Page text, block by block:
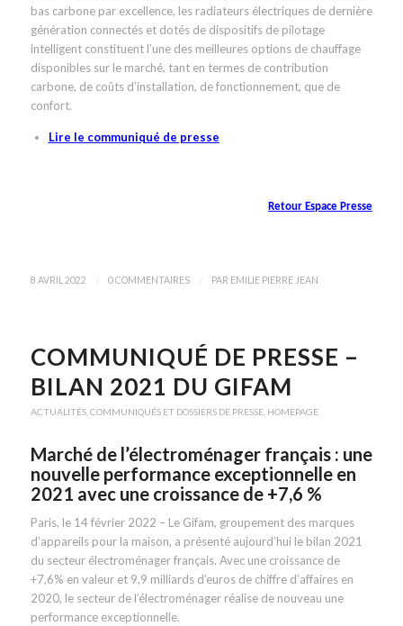
bas carbone par excellence, les radiateurs électriques de dernière
génération connectés et dotés de dispositifs de pilotage
intelligent constituent l’une des meilleures options de chauffage
disponibles sur le marché, tant en termes de contribution
carbone, de coûts d’installation, de fonctionnement, que de
confort.
Lire le communiqué de presse
Retour Espace Presse
8 AVRIL 2022 0 COMMENTAIRES PAR EMILIE PIERRE JEAN
COMMUNIQUÉ DE PRESSE –
BILAN 2021 DU GIFAM
ACTUALITÉS, COMMUNIQUÉS ET DOSSIERS DE PRESSE, HOMEPAGE
Marché de l’électroménager français : une
nouvelle performance exceptionnelle en
2021 avec une croissance de +7,6 %
Paris, le 14 février 2022 – Le Gifam, groupement des marques
d’appareils pour la maison, a présenté aujourd’hui le bilan 2021
du secteur électroménager français. Avec une croissance de
+7,6% en valeur et 9,9 milliards d’euros de chiffre d’affaires en
2020, le secteur de l’électroménager réalise de nouveau une
performance exceptionnelle.